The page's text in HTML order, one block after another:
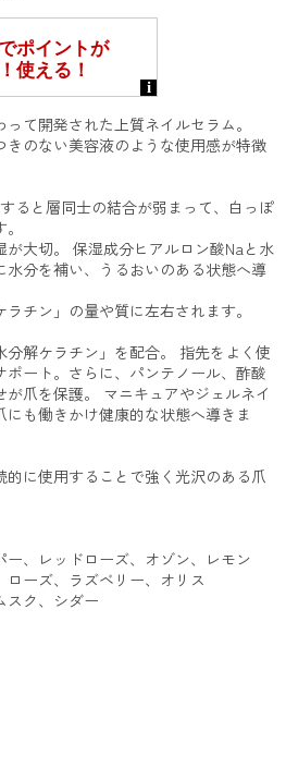
て開発された上質ネイルセラム。
きのない美容液のような使用感が特徴
ると層同士の結合が弱まって、白っぽ
大切。 保湿成分ヒアルロン酸Naと水
分を補い、うるおいのある状態へ導
チン」の量や質に左右されます。
分解ケラチン」を配合。 指先をよく使
ポート。さらに、パンテノール、酢酸
が爪を保護。 マニキュアやジェルネイ
も働きかけ健康的な状態へ導きま
に使用することで強く光沢のある爪
ー、レッドローズ、オゾン、レモン
ローズ、ラズベリー、オリス
スク、シダー